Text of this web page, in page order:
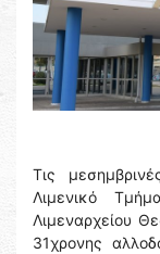
Τις
Λιμενικό
Λιμεναρχείου
31χρονης